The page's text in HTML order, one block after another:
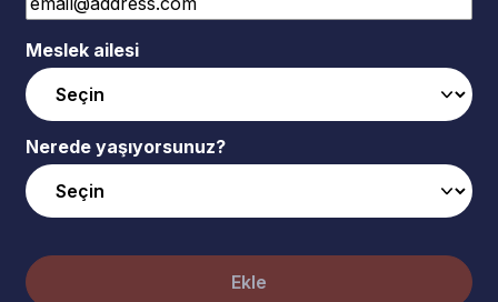
Meslek ailesi
Nerede yaşıyorsunuz?
Ekle